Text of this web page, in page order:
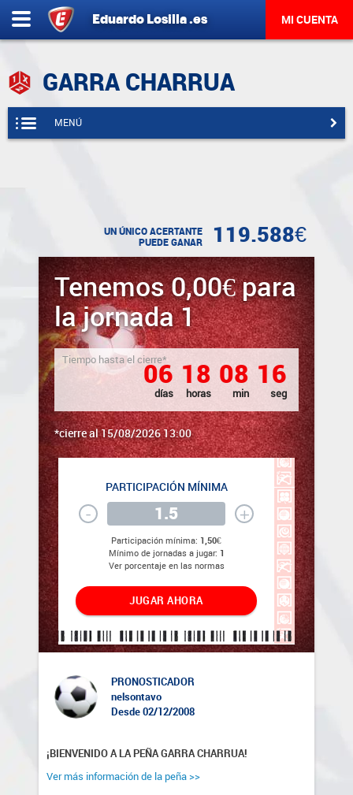
Eduardo Losilla.es MI CUENTA
GARRA CHARRUA
MENÚ
UN ÚNICO ACERTANTE
PUEDE GANAR
119.588€
Tenemos 0,00€ para
la jornada 1
Tiempo hasta el cierre*
06
días
18
horas
08
min
16
seg
*cierre al 15/08/2026 13:00
PARTICIPACIÓN MÍNIMA
- +
Participación mínima: 1,50€
Mínimo de jornadas a jugar: 1
Ver porcentaje en las normas
JUGAR AHORA
PRONOSTICADOR
nelsontavo
Desde 02/12/2008
¡BIENVENIDO A LA PEÑA GARRA CHARRUA!
Ver más información de la peña >>